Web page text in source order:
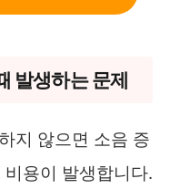
발생하는 문제
지 않으면 소음 증
용이 발생합니다.